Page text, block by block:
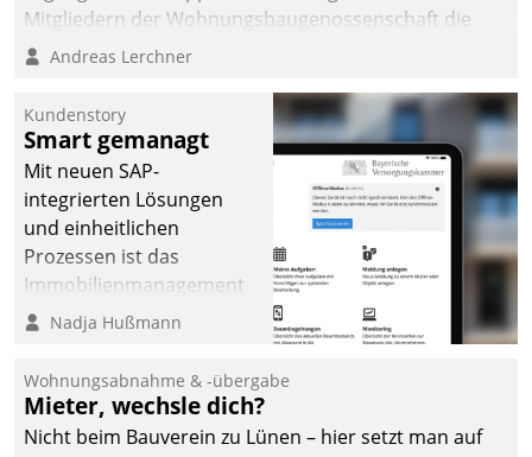
Mitgliedern der Wohnungs­bau­genossenschaft die
Kontaktaufnahme per Smartphone, Tablet oder PC.
Andreas Lerchner
Kundenstory
Smart gemanagt
Mit neuen SAP-
integrierten Lösungen
und einheitlichen
Prozessen ist das
Immobilienmanagement
der Bayerischen
Ressort Kapitalanlage für
künftige Aufgaben und
Herausforderungen
Nadja Hußmann
Wohnungsabnahme & -übergabe
Mieter, wechsle dich?
Nicht beim Bauverein zu Lünen – hier setzt man auf